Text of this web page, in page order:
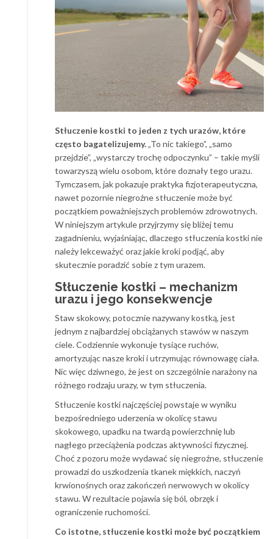
Stłuczenie kostki to jeden z tych urazów, które
często bagatelizujemy. „To nic takiego”, „samo
przejdzie”, „wystarczy trochę odpoczynku” – takie myśli
towarzyszą wielu osobom, które doznały tego urazu.
Tymczasem, jak pokazuje praktyka fizjoterapeutyczna,
nawet pozornie niegroźne stłuczenie może być
początkiem poważniejszych problemów zdrowotnych.
W niniejszym artykule przyjrzymy się bliżej temu
zagadnieniu, wyjaśniając, dlaczego stłuczenia kostki nie
należy lekceważyć oraz jakie kroki podjąć, aby
skutecznie poradzić sobie z tym urazem.
Stłuczenie kostki – mechanizm
urazu i jego konsekwencje
Staw skokowy, potocznie nazywany kostką, jest
jednym z najbardziej obciążanych stawów w naszym
ciele. Codziennie wykonuje tysiące ruchów,
amortyzując nasze kroki i utrzymując równowagę ciała.
Nic więc dziwnego, że jest on szczególnie narażony na
różnego rodzaju urazy, w tym stłuczenia.
Stłuczenie kostki najczęściej powstaje w wyniku
bezpośredniego uderzenia w okolicę stawu
skokowego, upadku na twardą powierzchnię lub
nagłego przeciążenia podczas aktywności fizycznej.
Choć z pozoru może wydawać się niegroźne, stłuczenie
prowadzi do uszkodzenia tkanek miękkich, naczyń
krwionośnych oraz zakończeń nerwowych w okolicy
stawu. W rezultacie pojawia się ból, obrzęk i
ograniczenie ruchomości.
Co istotne, stłuczenie kostki może być początkiem